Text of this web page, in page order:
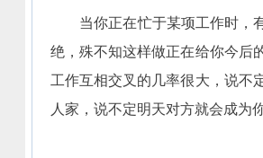
当你正在忙于某项工作时，有
绝，殊不知这样做正在给你今后
工作互相交叉的几率很大，说不
人家，说不定明天对方就会成为